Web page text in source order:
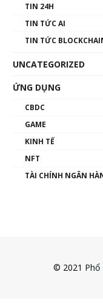
TIN 24H
TIN TỨC AI
TIN TỨC
UNCATEGORIZED
ỨNG DỤNG
CBDC
GAME
KINH TẾ
NFT
TÀI CHÍNH NGÂN
© 2021 Phổ